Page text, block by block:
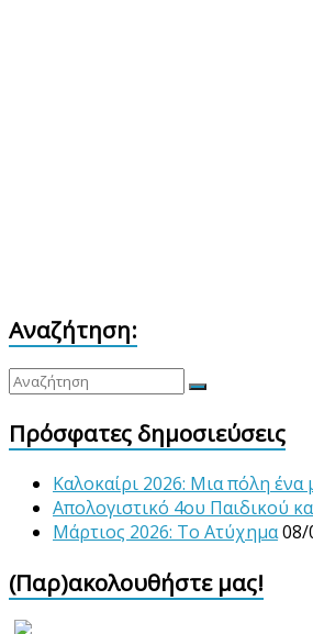
Αναζήτηση:
Πρόσφατες δημοσιεύσεις
Καλοκαίρι 2026: Μια πόλη ένα
Απολογιστικό 4ου Παιδικού
Μάρτιος 2026: Το Ατύχημα08/
(Παρ)ακολουθήστε μας!